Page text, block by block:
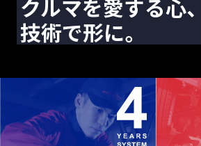
クルマを愛する心、
技術で形に。